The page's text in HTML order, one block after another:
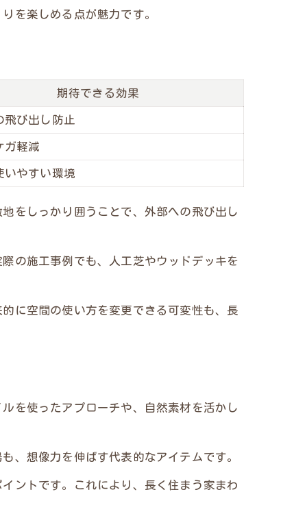
を楽しめる点が魅力です。
期待できる効果
飛び出し防止
ガ軽減
いやすい環境
をしっかり囲うことで、外部への飛び出し
の施工事例でも、人工芝やウッドデッキを
に空間の使い方を変更できる可変性も、長
を使ったアプローチや、自然素材を活かし
、想像力を伸ばす代表的なアイテムです。
ントです。これにより、長く住まう家まわ